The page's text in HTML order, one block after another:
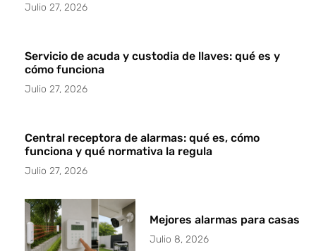
Julio 27, 2026
Servicio de acuda y custodia de llaves: qué es y
cómo funciona
Julio 27, 2026
Central receptora de alarmas: qué es, cómo
funciona y qué normativa la regula
Julio 27, 2026
Mejores alarmas para casas
Julio 8, 2026